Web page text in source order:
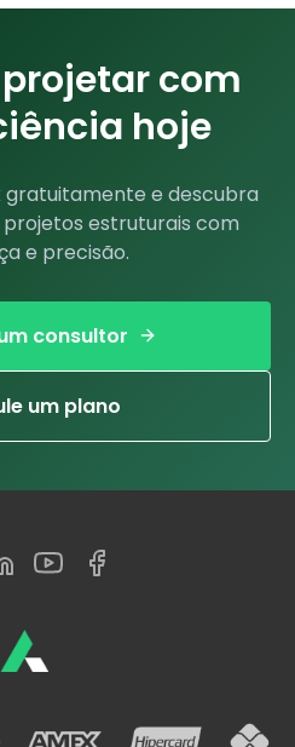
com
hoje
gratuitamente e descubra
estruturais com
e precisão.
consultor
um plano